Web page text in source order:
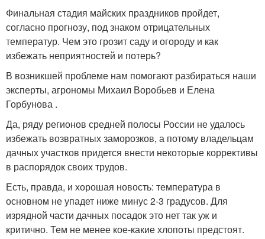
Финальная стадия майских праздников пройдет,
согласно прогнозу, под знаком отрицательных
температур. Чем это грозит саду и огороду и как
избежать неприятностей и потерь?
В возникшей проблеме нам помогают разбираться наши
эксперты, агрономы Михаил Воробьев и Елена
Горбунова .
Да, ряду регионов средней полосы России не удалось
избежать возвратных заморозков, а потому владельцам
дачных участков придется внести некоторые коррективы
в распорядок своих трудов.
Есть, правда, и хорошая новость: температура в
основном не упадет ниже минус 2-3 градусов. Для
изрядной части дачных посадок это нет так уж и
критично. Тем не менее кое-какие хлопоты предстоят.